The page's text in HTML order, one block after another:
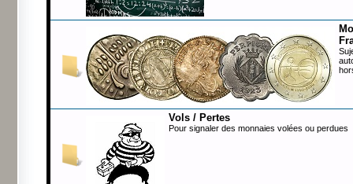
Vols / Pertes
Pour signaler des monnaies volées ou perdues